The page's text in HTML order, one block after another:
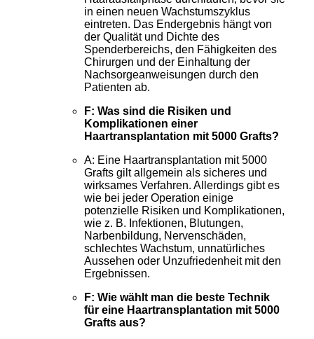
in einen neuen Wachstumszyklus
eintreten. Das Endergebnis hängt von
der Qualität und Dichte des
Spenderbereichs, den Fähigkeiten des
Chirurgen und der Einhaltung der
Nachsorgeanweisungen durch den
Patienten ab.
F: Was sind die Risiken und
Komplikationen einer
Haartransplantation mit 5000 Grafts?
A: Eine Haartransplantation mit 5000
Grafts gilt allgemein als sicheres und
wirksames Verfahren. Allerdings gibt es
wie bei jeder Operation einige
potenzielle Risiken und Komplikationen,
wie z. B. Infektionen, Blutungen,
Narbenbildung, Nervenschäden,
schlechtes Wachstum, unnatürliches
Aussehen oder Unzufriedenheit mit den
Ergebnissen.
F: Wie wählt man die beste Technik
für eine Haartransplantation mit 5000
Grafts aus?